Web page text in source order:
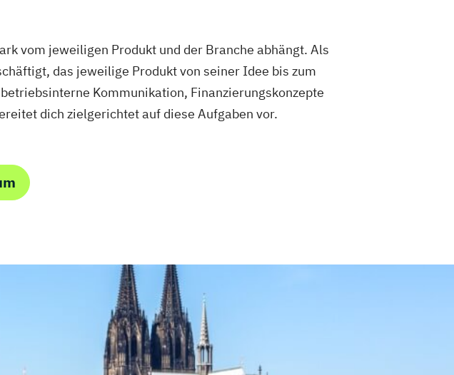
vom jeweiligen Produkt und der Branche abhängt. Als
das jeweilige Produkt von seiner Idee bis zum
Kommunikation, Finanzierungskonzepte
dich zielgerichtet auf diese Aufgaben vor.